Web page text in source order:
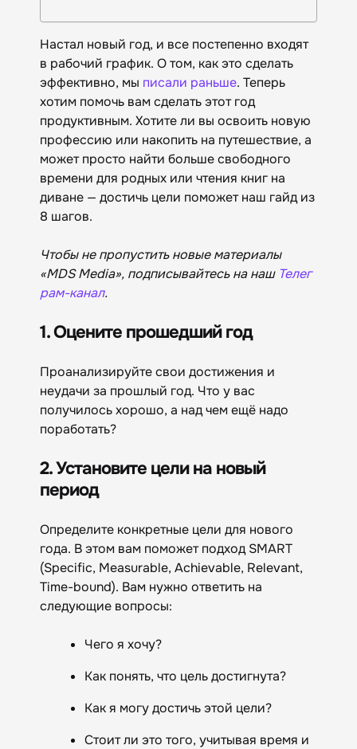
Настал новый год, и все постепенно входят
в рабочий график. О том, как это сделать
эффективно, мы писали раньше. Теперь
хотим помочь вам сделать этот год
продуктивным. Хотите ли вы освоить новую
профессию или накопить на путешествие, а
может просто найти больше свободного
времени для родных или чтения книг на
диване — достичь цели поможет наш гайд из
8 шагов.
Чтобы не пропустить новые материалы
«MDS Media», подписывайтесь на наш Телег
рам-канал.
1. Оцените прошедший год
Проанализируйте свои достижения и
неудачи за прошлый год. Что у вас
получилось хорошо, а над чем ещё надо
поработать?
2. Установите цели на новый
период
Определите конкретные цели для нового
года. В этом вам поможет подход SMART
(Specific, Measurable, Achievable, Relevant,
Time-bound). Вам нужно ответить на
следующие вопросы:
Чего я хочу?
Как понять, что цель достигнута?
Как я могу достичь этой цели?
Стоит ли это того, учитывая время и